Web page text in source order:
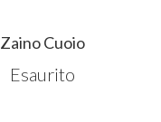
Zaino Cuoio
Esaurito